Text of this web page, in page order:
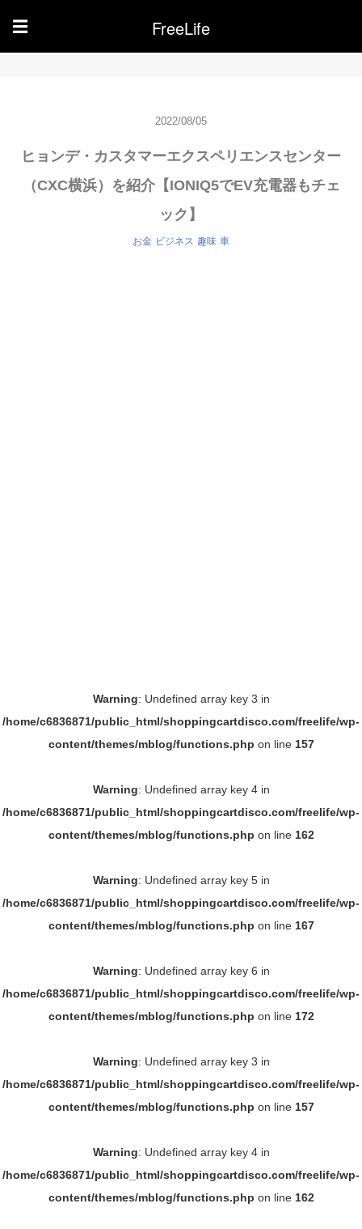
☰ FreeLife
2022/08/05
ヒョンデ・カスタマーエクスペリエンスセンター
（CXC横浜）を紹介【IONIQ5でEV充電器もチェ
ック】
お金 ビジネス 趣味 車
Warning: Undefined array key 3 in
/home/c6836871/public_html/shoppingcartdisco.com/freelife/wp-
content/themes/mblog/functions.php on line 157
Warning: Undefined array key 4 in
/home/c6836871/public_html/shoppingcartdisco.com/freelife/wp-
content/themes/mblog/functions.php on line 162
Warning: Undefined array key 5 in
/home/c6836871/public_html/shoppingcartdisco.com/freelife/wp-
content/themes/mblog/functions.php on line 167
Warning: Undefined array key 6 in
/home/c6836871/public_html/shoppingcartdisco.com/freelife/wp-
content/themes/mblog/functions.php on line 172
Warning: Undefined array key 3 in
/home/c6836871/public_html/shoppingcartdisco.com/freelife/wp-
content/themes/mblog/functions.php on line 157
Warning: Undefined array key 4 in
/home/c6836871/public_html/shoppingcartdisco.com/freelife/wp-
content/themes/mblog/functions.php on line 162